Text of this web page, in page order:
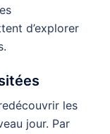
d’explorer
les
jour. Par